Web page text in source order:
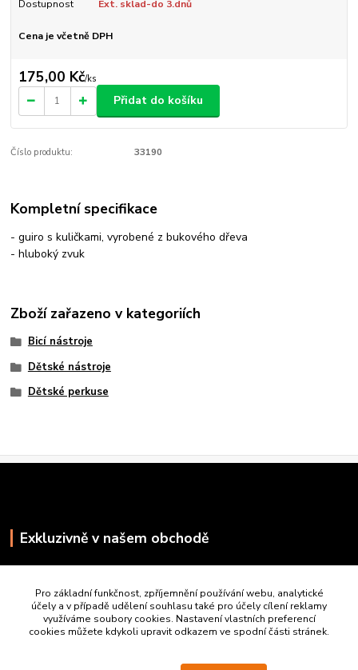
Dostupnost Ext. sklad-do 3.dnů
Cena je včetně DPH
175,00 Kč/ks
Přidat do košíku
Číslo produktu: 33190
Kompletní specifikace
- guiro s kuličkami, vyrobené z bukového dřeva
- hluboký zvuk
Zboží zařazeno v kategoriích
Bicí nástroje
Dětské nástroje
Dětské perkuse
Exkluzivně v našem obchodě
Pro základní funkčnost, zpříjemnění používání webu, analytické
účely a v případě udělení souhlasu také pro účely cílení reklamy
využíváme soubory cookies. Nastavení vlastních preferencí
cookies můžete kdykoli upravit odkazem ve spodní části stránek.